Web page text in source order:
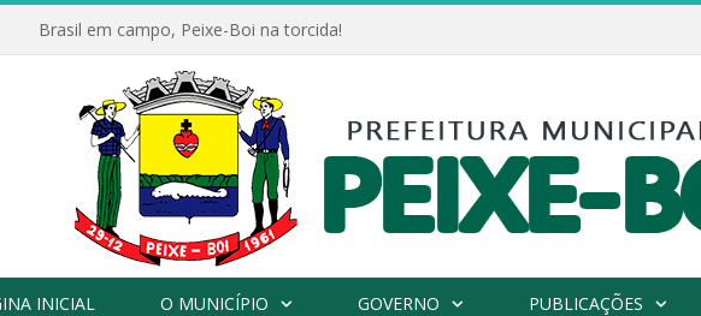
Brasil em campo, Peixe-Boi na torcida!
INICIAL O MUNICÍPIO GOVERNO PUBLICAÇÕES